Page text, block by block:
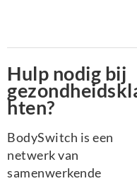
Hulp nodig bij
hten?
BodySwitch is een
netwerk van
samenwerkende